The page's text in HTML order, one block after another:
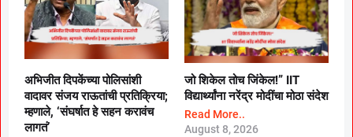
अभिजीत दिपकेंच्या पोलिसांशी
वादावर संजय राऊतांची प्रतिक्रिया;
म्हणाले, ‘संघर्षात हे सहन करावंच
लागतं’
जो शिकेल तोच जिंकेल!” IIT
विद्यार्थ्यांना नरेंद्र मोदींचा मोठा संदेश
Read More..
August 8, 2026